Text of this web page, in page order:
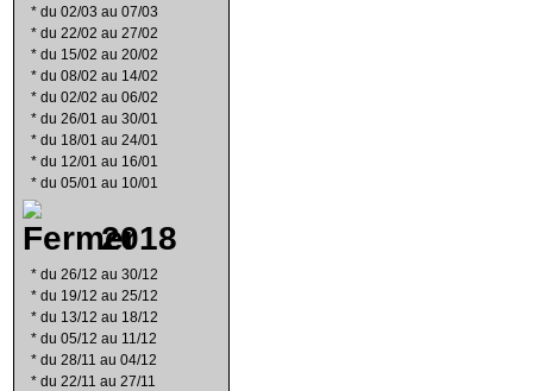
* du 02/03 au 07/03
* du 22/02 au 27/02
* du 15/02 au 20/02
* du 08/02 au 14/02
* du 02/02 au 06/02
* du 26/01 au 30/01
* du 18/01 au 24/01
* du 12/01 au 16/01
* du 05/01 au 10/01
2018
* du 26/12 au 30/12
* du 19/12 au 25/12
* du 13/12 au 18/12
* du 05/12 au 11/12
* du 28/11 au 04/12
* du 22/11 au 27/11